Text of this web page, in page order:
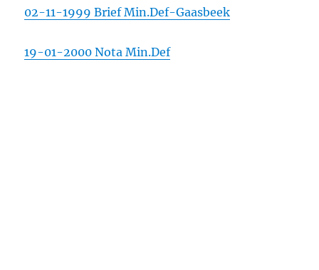
02-11-1999 Brief Min.Def-Gaasbeek
19-01-2000 Nota Min.Def